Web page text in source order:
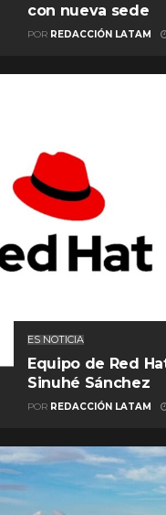
con nueva sede
POR REDACCIÓN LATAM
ES NOTICIA
Equipo de Red
Sinuhé Sánchez
POR REDACCIÓN LATAM